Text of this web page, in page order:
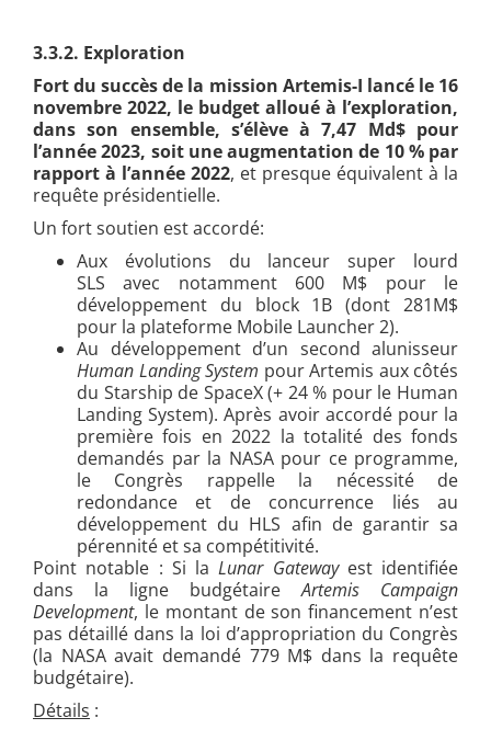
3.3.2. Exploration
Fort du succès de la mission Artemis-I lancé le 16
novembre 2022, le budget alloué à l’exploration,
dans son ensemble, s’élève à 7,47 Md$ pour
l’année 2023, soit une augmentation de 10 % par
rapport à l’année 2022, et presque équivalent à la
requête présidentielle.
Un fort soutien est accordé:
Aux évolutions du lanceur super lourd
SLS avec notamment 600 M$ pour le
développement du block 1B (dont 281M$
pour la plateforme Mobile Launcher 2).
Au développement d’un second alunisseur
Human Landing System pour Artemis aux côtés
du Starship de SpaceX (+ 24 % pour le Human
Landing System). Après avoir accordé pour la
première fois en 2022 la totalité des fonds
demandés par la NASA pour ce programme,
le Congrès rappelle la nécessité de
redondance et de concurrence liés au
développement du HLS afin de garantir sa
pérennité et sa compétitivité.
Point notable : Si laLunar Gatewayest identifiée
dans la ligne budgétaireArtemis Campaign
Development, le montant de son financement n’est
pas détaillé dans la loi d’appropriation du Congrès
(la NASA avait demandé 779 M$ dans la requête
budgétaire).
Détails :